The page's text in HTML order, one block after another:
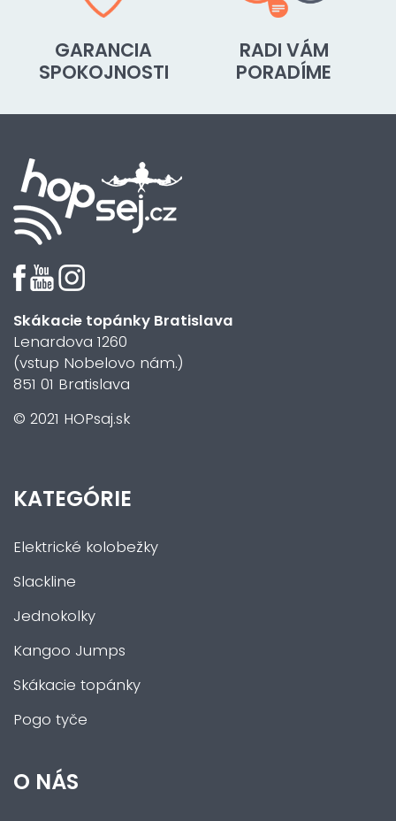
GARANCIA
SPOKOJNOSTI
RADI VÁM
PORADÍME
Skákacie topánky Bratislava
Lenardova 1260
(vstup Nobelovo nám.)
851 01 Bratislava
© 2021 HOPsaj.sk
KATEGÓRIE
Elektrické kolobežky
Slackline
Jednokolky
Kangoo Jumps
Skákacie topánky
Pogo tyče
O NÁS